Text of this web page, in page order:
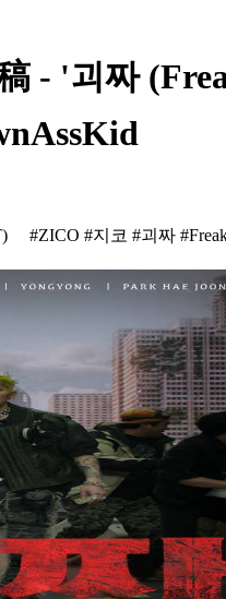
- '괴짜
⠀ #ZICO #지코 #괴짜